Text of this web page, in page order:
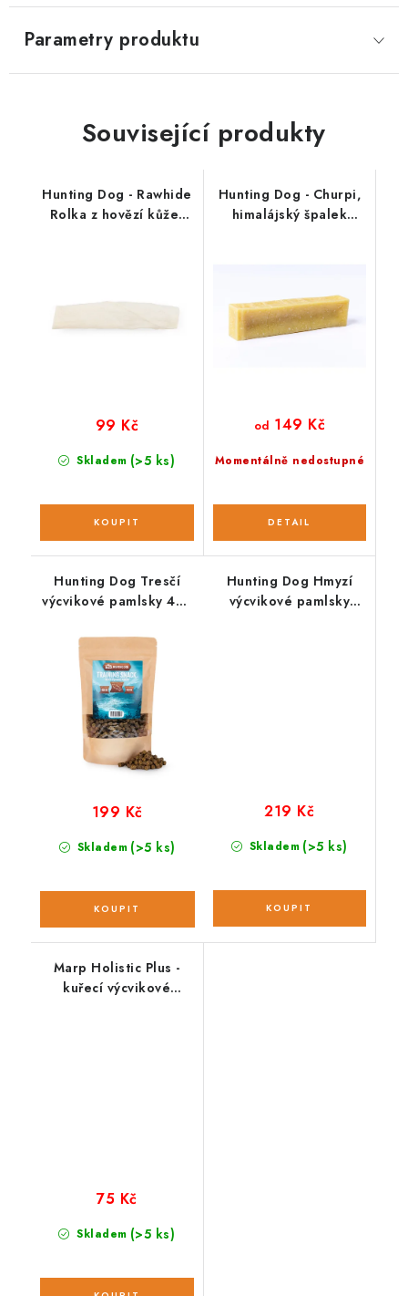
Parametry produktu
Související produkty
Hunting Dog - Rawhide
Rolka z hovězí kůže;
Skladem (>5 ks)
99 Kč
Hunting Dog - Churpi,
himalájský špalek
Momentálně nedostupné
od 149 Kč
Hunting Dog Tresčí
výcvikové pamlsky 400
Skladem (>5 ks)
199 Kč
Hunting Dog Hmyzí
výcvikové pamlsky
Skladem (>5 ks)
219 Kč
Marp Holistic Plus -
kuřecí výcvikové
Skladem (>5 ks)
75 Kč